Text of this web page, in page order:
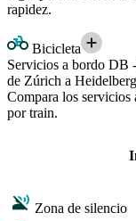
rapidez.
Bicicleta
Servicios a bordo
de Zúrich a Heidelberg
Compara los
por train.
Zona de silencio